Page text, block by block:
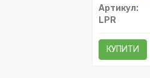
Артикул:
LPR
КУПИТИ